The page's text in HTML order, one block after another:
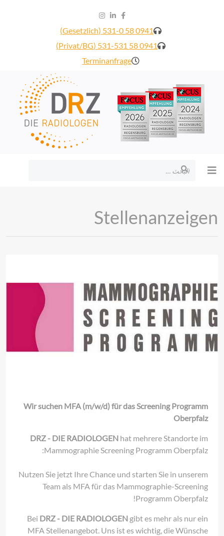
0941 58 531-0 (Gesetzlich)
0941 58 531-531 (Privat/BG)
Terminanfrage
البحث
Stellenanzeigen
Wir suchen MFA (m/w/d) für das Screening Programm
Oberpfalz
DRZ - DIE RADIOLOGEN hat mehrere Standorte im
Mammographie Screening Programm Oberpfalz:
Nutzen Sie jetzt Ihre Chance und starten Sie in unserem
Team als MFA für das Mammographie-Screening
Programm Oberpfalz!
Bei DRZ - DIE RADIOLOGEN gibt es mehr als nur ein
MFA Stellenangebot. Uns ist es wichtig, die Wünsche